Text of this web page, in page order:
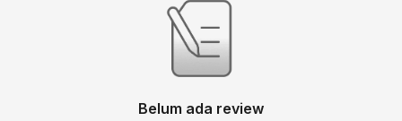
Belum ada review